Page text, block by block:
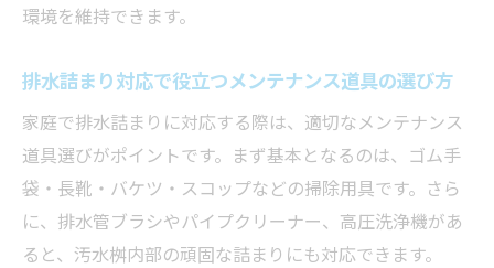
環境を維持できます。
排水詰まり対応で役立つメンテナンス道具の選び方
家庭で排水詰まりに対応する際は、適切なメンテナンス
道具選びがポイントです。まず基本となるのは、ゴム手
袋・長靴・バケツ・スコップなどの掃除用具です。さら
に、排水管ブラシやパイプクリーナー、高圧洗浄機があ
ると、汚水桝内部の頑固な詰まりにも対応できます。